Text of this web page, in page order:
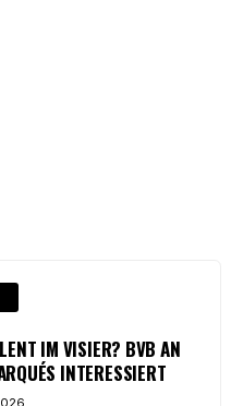
IM VISIER? BVB AN
INTERESSIERT